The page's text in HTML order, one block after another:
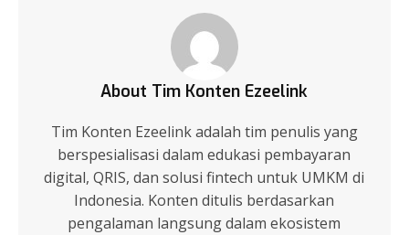
About Tim Konten Ezeelink
Tim Konten Ezeelink adalah tim penulis yang
berspesialisasi dalam edukasi pembayaran
digital, QRIS, dan solusi fintech untuk UMKM di
Indonesia. Konten ditulis berdasarkan
pengalaman langsung dalam ekosistem